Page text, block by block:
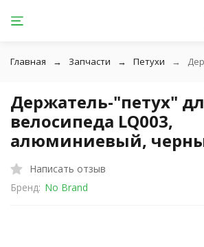
Главная Запчасти Петухи
Держатель-"петух"
велосипеда LQ003,
алюминиевый,
Написать отзыв
Бренд: No Brand